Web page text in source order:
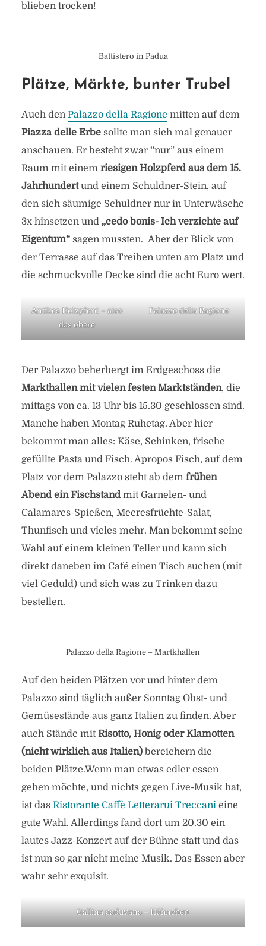
Padua – fast wie Venedig,
nur entspannter
Heide Italien Padua
6. Juni 2024
6 Minuten zu lesen
blieben trocken!
Battistero in Padua
Plätze, Märkte, bunter Trubel
Auch den Palazzo della Ragione mitten auf dem
Piazza delle Erbesollte man sich mal genauer
anschauen. Er besteht zwar “nur” aus einem
Raum mit einem riesigen Holzpferd aus dem 15.
Jahrhundertund einem Schuldner-Stein, auf
den sich säumige Schuldner nur in Unterwäsche
3x hinsetzen und „cedo bonis- Ich verzichte auf
Eigentum“sagen mussten. Aber der Blick von
der Terrasse auf das Treiben unten am Platz und
die schmuckvolle Decke sind die acht Euro wert.
Antikes Holzpferd – also
das obere
Palazzo della Ragione
Der Palazzo beherbergt im Erdgeschoss die
Markthallen mit vielen festen Marktständen, die
mittags von ca. 13 Uhr bis 15.30 geschlossen sind.
Manche haben Montag Ruhetag. Aber hier
bekommt man alles: Käse, Schinken, frische
gefüllte Pasta und Fisch. Apropos Fisch, auf dem
Platz vor dem Palazzo steht ab dem frühen
Abend ein Fischstandmit Garnelen- und
Calamares-Spießen, Meeresfrüchte-Salat,
Thunfisch und vieles mehr. Man bekommt seine
Wahl auf einem kleinen Teller und kann sich
direkt daneben im Café einen Tisch suchen (mit
viel Geduld) und sich was zu Trinken dazu
bestellen.
Palazzo della Ragione – Martkhallen
Auf den beiden Plätzen vor und hinter dem
Palazzo sind täglich außer Sonntag Obst- und
Gemüsestände aus ganz Italien zu finden. Aber
auch Stände mitRisotto, Honig oder Klamotten
(nicht wirklich aus Italien)bereichern die
beiden Plätze.Wenn man etwas edler essen
gehen möchte, und nichts gegen Live-Musik hat,
ist das Ristorante Caffè Letterarui Treccanieine
gute Wahl. Allerdings fand dort um 20.30 ein
lautes Jazz-Konzert auf der Bühne statt und das
ist nun so gar nicht meine Musik. Das Essen aber
wahr sehr exquisit.
Gallina paduvana – Hühnchen